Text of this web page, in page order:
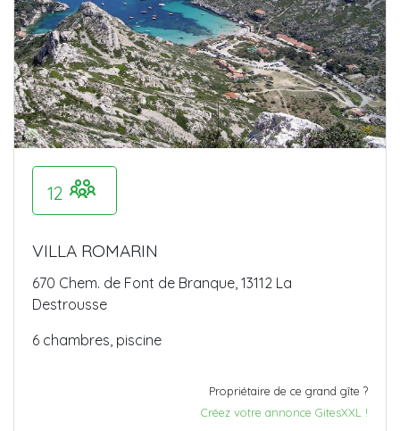
12
VILLA ROMARIN
670 Chem. de Font de Branque, 13112 La
Destrousse
6 chambres, piscine
Propriétaire de ce grand gîte ?
Créez votre annonce GitesXXL !